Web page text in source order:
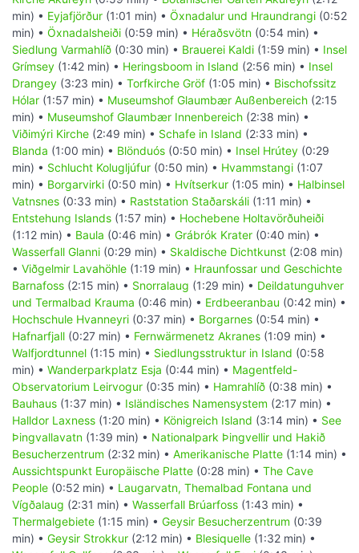
min) • Eyjafjörður (1:01 min) • Öxnadalur und Hraundrangi (0:52
min) • Öxnadalsheiði (0:59 min) • Héraðsvötn (0:54 min) •
Siedlung Varmahlíð (0:30 min) • Brauerei Kaldi (1:59 min) • Insel
Grímsey (1:42 min) • Heringsboom in Island (2:56 min) • Insel
Drangey (3:23 min) • Torfkirche Gröf (1:05 min) • Bischofssitz
Hólar (1:57 min) • Museumshof Glaumbær Außenbereich (2:15
min) • Museumshof Glaumbær Innenbereich (2:38 min) •
Viðimýri Kirche (2:49 min) • Schafe in Island (2:33 min) •
Blanda (1:00 min) • Blönduós (0:50 min) • Insel Hrútey (0:29
min) • Schlucht Kolugljúfur (0:50 min) • Hvammstangi (1:07
min) • Borgarvirki (0:50 min) • Hvítserkur (1:05 min) • Halbinsel
Vatnsnes (0:33 min) • Raststation Staðarskáli (1:11 min) •
Entstehung Islands (1:57 min) • Hochebene Holtavörðuheiði
(1:12 min) • Baula (0:46 min) • Grábrók Krater (0:40 min) •
Wasserfall Glanni (0:29 min) • Skaldische Dichtkunst (2:08 min)
• Viðgelmir Lavahöhle (1:19 min) • Hraunfossar und Geschichte
Barnafoss (2:15 min) • Snorralaug (1:29 min) • Deildatunguhver
und Termalbad Krauma (0:46 min) • Erdbeeranbau (0:42 min) •
Hochschule Hvanneyri (0:37 min) • Borgarnes (0:54 min) •
Hafnarfjall (0:27 min) • Fernwärmenetz Akranes (1:09 min) •
Walfjordtunnel (1:15 min) • Siedlungsstruktur in Island (0:58
min) • Wanderparkplatz Esja (0:44 min) • Magentfeld-
Observatorium Leirvogur (0:35 min) • Hamrahlíð (0:38 min) •
Bauhaus (1:37 min) • Isländisches Namensystem (2:17 min) •
Halldor Laxness (1:20 min) • Königreich Island (3:14 min) • See
Þingvallavatn (1:39 min) • Nationalpark Þingvellir und Hakið
Besucherzentrum (2:32 min) • Amerikanische Platte (1:14 min) •
Aussichtspunkt Europäische Platte (0:28 min) • The Cave
People (0:52 min) • Laugarvatn, Themalbad Fontana und
Vígðalaug (2:31 min) • Wasserfall Brúarfoss (1:43 min) •
Thermalgebiete (1:15 min) • Geysir Besucherzentrum (0:39
min) • Geysir Strokkur (2:12 min) • Blesiquelle (1:32 min) •